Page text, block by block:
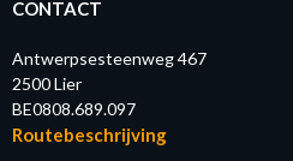
CONTACT
Antwerpsesteenweg 467
2500 Lier
BE0808.689.097
Routebeschrijving